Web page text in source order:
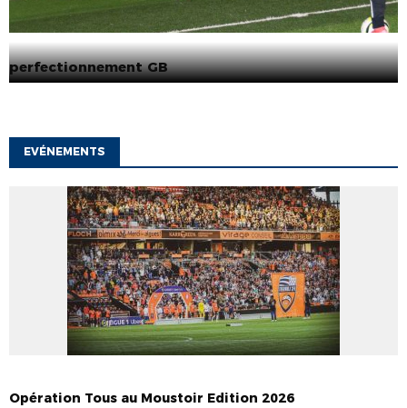
perfectionnement GB
EVÉNEMENTS
Opération Tous au Moustoir Edition 2026